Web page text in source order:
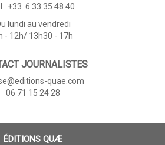
: +33 6 33 35 48 40
lundi au vendredi
- 12h/ 13h30 - 17h
JOURNALISTES
quae.com
06 71 15 24 28
ÉDITIONS QUÆ